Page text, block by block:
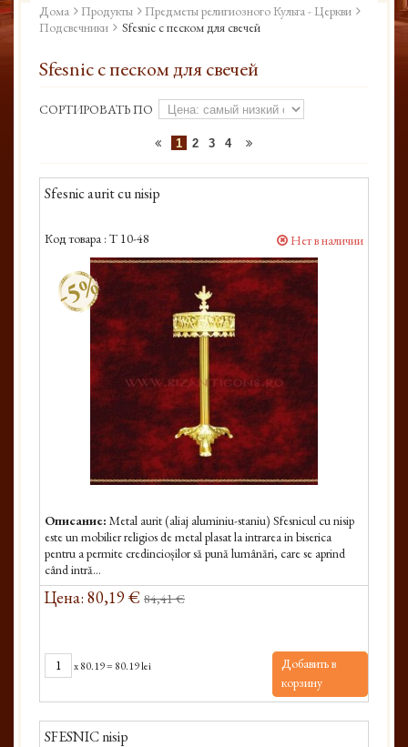
Дома Продукты
Предметы религиозного Культа - Церкви
Подсвечники
Sfesnic с песком для свечей
Sfesnic с песком для свечей
СОРТИРОВАТЬ ПО
1 2 3 4
Sfesnic aurit cu nisip
Код товара : T 10-48 Нет в наличии
-5%
Описание: Metal aurit (aliaj aluminiu-staniu) Sfesnicul cu nisip
este un mobilier religios de metal plasat la intrarea in biserica
pentru a permite credincioșilor să pună lumânări, care se aprind
când intră...
Цена: 80,19 € 84,41 €
x80.19= 80.19 lei
Добавить в
корзину
SFESNIC nisip